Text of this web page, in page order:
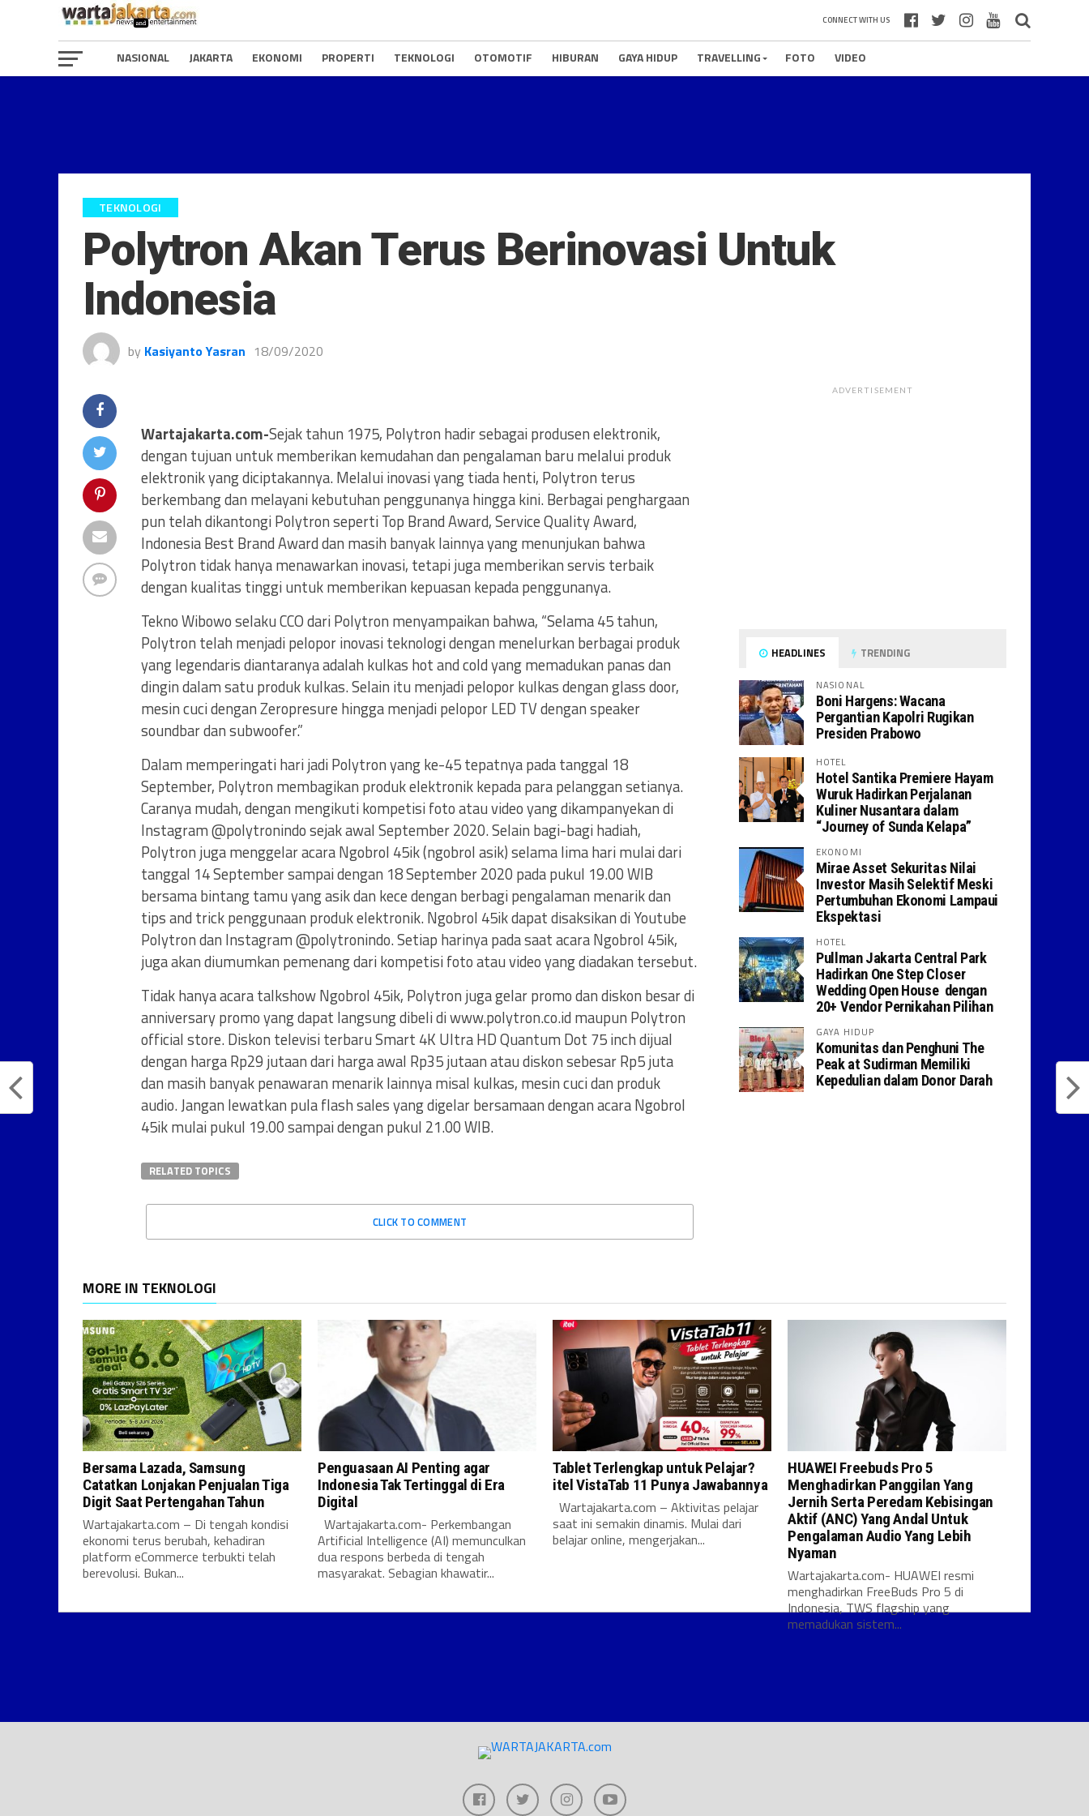
CONNECT WITH US
NASIONAL JAKARTA EKONOMI PROPERTI TEKNOLOGI OTOMOTIF HIBURAN GAYA HIDUP TRAVELLING FOTO VIDEO
TEKNOLOGI
Polytron Akan Terus Berinovasi Untuk
Indonesia
by Kasiyanto Yasran 18/09/2020
Wartajakarta.com-Sejak tahun 1975, Polytron hadir sebagai produsen elektronik,
dengan tujuan untuk memberikan kemudahan dan pengalaman baru melalui produk
elektronik yang diciptakannya. Melalui inovasi yang tiada henti, Polytron terus
berkembang dan melayani kebutuhan penggunanya hingga kini. Berbagai penghargaan
pun telah dikantongi Polytron seperti Top Brand Award, Service Quality Award,
Indonesia Best Brand Award dan masih banyak lainnya yang menunjukan bahwa
Polytron tidak hanya menawarkan inovasi, tetapi juga memberikan servis terbaik
dengan kualitas tinggi untuk memberikan kepuasan kepada penggunanya.
Tekno Wibowo selaku CCO dari Polytron menyampaikan bahwa, “Selama 45 tahun,
Polytron telah menjadi pelopor inovasi teknologi dengan menelurkan berbagai produk
yang legendaris diantaranya adalah kulkas hot and cold yang memadukan panas dan
dingin dalam satu produk kulkas. Selain itu menjadi pelopor kulkas dengan glass door,
mesin cuci dengan Zeropresure hingga menjadi pelopor LED TV dengan speaker
soundbar dan subwoofer.”
Dalam memperingati hari jadi Polytron yang ke-45 tepatnya pada tanggal 18
September, Polytron membagikan produk elektronik kepada para pelanggan setianya.
Caranya mudah, dengan mengikuti kompetisi foto atau video yang dikampanyekan di
Instagram @polytronindo sejak awal September 2020. Selain bagi-bagi hadiah,
Polytron juga menggelar acara Ngobrol 45ik (ngobrol asik) selama lima hari mulai dari
tanggal 14 September sampai dengan 18 September 2020 pada pukul 19.00 WIB
bersama bintang tamu yang asik dan kece dengan berbagi pengalaman menarik dan
tips and trick penggunaan produk elektronik. Ngobrol 45ik dapat disaksikan di Youtube
Polytron dan Instagram @polytronindo. Setiap harinya pada saat acara Ngobrol 45ik,
juga akan diumumkan pemenang dari kompetisi foto atau video yang diadakan tersebut.
Tidak hanya acara talkshow Ngobrol 45ik, Polytron juga gelar promo dan diskon besar di
anniversary promo yang dapat langsung dibeli di www.polytron.co.id maupun Polytron
official store. Diskon televisi terbaru Smart 4K Ultra HD Quantum Dot 75 inch dijual
dengan harga Rp29 jutaan dari harga awal Rp35 jutaan atau diskon sebesar Rp5 juta
dan masih banyak penawaran menarik lainnya misal kulkas, mesin cuci dan produk
audio. Jangan lewatkan pula flash sales yang digelar bersamaan dengan acara Ngobrol
45ik mulai pukul 19.00 sampai dengan pukul 21.00 WIB.
RELATED TOPICS
CLICK TO COMMENT
ADVERTISEMENT
HEADLINES TRENDING
NASIONAL
Boni Hargens: Wacana
Pergantian Kapolri Rugikan
Presiden Prabowo
HOTEL
Hotel Santika Premiere Hayam
Wuruk Hadirkan Perjalanan
Kuliner Nusantara dalam
“Journey of Sunda Kelapa”
EKONOMI
Mirae Asset Sekuritas Nilai
Investor Masih Selektif Meski
Pertumbuhan Ekonomi Lampaui
Ekspektasi
HOTEL
Pullman Jakarta Central Park
Hadirkan One Step Closer
Wedding Open House dengan
20+ Vendor Pernikahan Pilihan
GAYA HIDUP
Komunitas dan Penghuni The
Peak at Sudirman Memiliki
Kepedulian dalam Donor Darah
MORE IN TEKNOLOGI
Bersama Lazada, Samsung
Catatkan Lonjakan Penjualan Tiga
Digit Saat Pertengahan Tahun
Wartajakarta.com – Di tengah kondisi
ekonomi terus berubah, kehadiran
platform eCommerce terbukti telah
berevolusi. Bukan...
Penguasaan AI Penting agar
Indonesia Tak Tertinggal di Era
Digital
Wartajakarta.com- Perkembangan
Artificial Intelligence (AI) memunculkan
dua respons berbeda di tengah
masyarakat. Sebagian khawatir...
Tablet Terlengkap untuk Pelajar?
itel VistaTab 11 Punya Jawabannya
Wartajakarta.com – Aktivitas pelajar
saat ini semakin dinamis. Mulai dari
belajar online, mengerjakan...
HUAWEI Freebuds Pro 5
Menghadirkan Panggilan Yang
Jernih Serta Peredam Kebisingan
Aktif (ANC) Yang Andal Untuk
Pengalaman Audio Yang Lebih
Nyaman
Wartajakarta.com- HUAWEI resmi
menghadirkan FreeBuds Pro 5 di
Indonesia, TWS flagship yang
memadukan sistem...